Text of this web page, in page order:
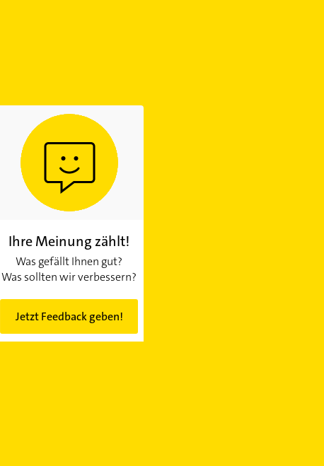
Ihre Meinung zählt!
Was gefällt Ihnen gut?
Was sollten wir verbessern?
Jetzt Feedback geben!